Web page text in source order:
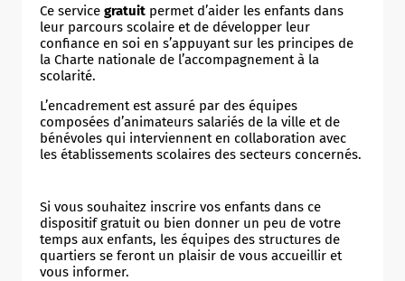
Ce service gratuit permet d’aider les enfants dans
leur parcours scolaire et de développer leur
confiance en soi en s’appuyant sur les principes de
la Charte nationale de l’accompagnement à la
scolarité.
L’encadrement est assuré par des équipes
composées d’animateurs salariés de la ville et de
bénévoles qui interviennent en collaboration avec
les établissements scolaires des secteurs concernés.
Si vous souhaitez inscrire vos enfants dans ce
dispositif gratuit ou bien donner un peu de votre
temps aux enfants, les équipes des structures de
quartiers se feront un plaisir de vous accueillir et
vous informer.